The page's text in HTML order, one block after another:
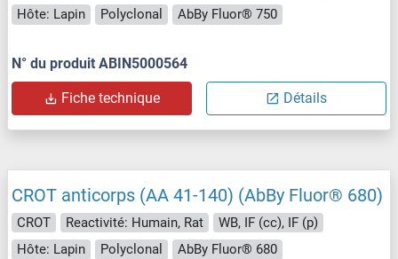
Hôte: Lapin
Polyclonal AbBy Fluor® 750
N° du produit ABIN5000564
Fiche technique Détails
CROT anticorps (AA 41-140) (AbBy Fluor® 680)
CROT Reactivité: Humain, Rat
WB, IF (cc), IF (p)
Hôte: Lapin
Polyclonal AbBy Fluor® 680